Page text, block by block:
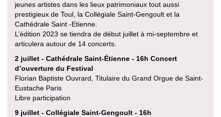
jeunes artistes dans les lieux patrimoniaux tout aussi
prestigieux de Toul, la Collégiale Saint-Gengoult et la
Cathédrale Saint -Etienne.
L’édition 2023 se tiendra de début juillet à mi-septembre et
articulera autour de 14 concerts.
2 juillet - Cathédrale Saint-Étienne - 16h Concert
d’ouverture du Festival
Florian Baptiste Ouvrard, Titulaire du Grand Orgue de Saint-
Eustache Paris
Libre participation
9 juillet - Collégiale Saint-Gengoult - 16h